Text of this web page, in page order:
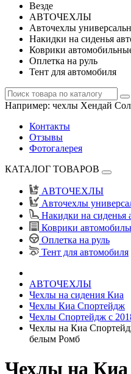
Везде
АВТОЧЕХЛЫ
Авточехлы
Накидки на сиденья
Коврики
Оплетка на руль
Тент для автомобиля
Например: чехлы Хендай
Контакты
Отзывы
Фотогалерея
КАТАЛОГ ТОВАРОВ
АВТОЧЕХЛЫ
Авточехлы
Накидки на сиденья
Коврики
Оплетка на руль
Тент для автомобиля
АВТОЧЕХЛЫ
Чехлы на сидения Киа
Чехлы Киа Спортейдж
Чехлы Спортейдж с
Чехлы на Киа
белым Ромб
Чехлы на